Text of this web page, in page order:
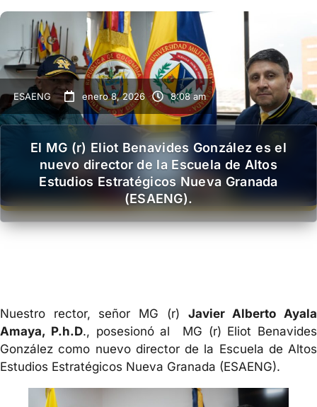
ESAENG enero 8, 2026 8:08 am
El MG (r) Eliot Benavides González es el
nuevo director de la Escuela de Altos
Estudios Estratégicos Nueva Granada
(ESAENG).
Nuestro rector, señor MG (r) Javier Alberto Ayala
Amaya, P.h.D., posesionó al MG (r) Eliot Benavides
González como nuevo director de la Escuela de Altos
Estudios Estratégicos Nueva Granada (ESAENG).